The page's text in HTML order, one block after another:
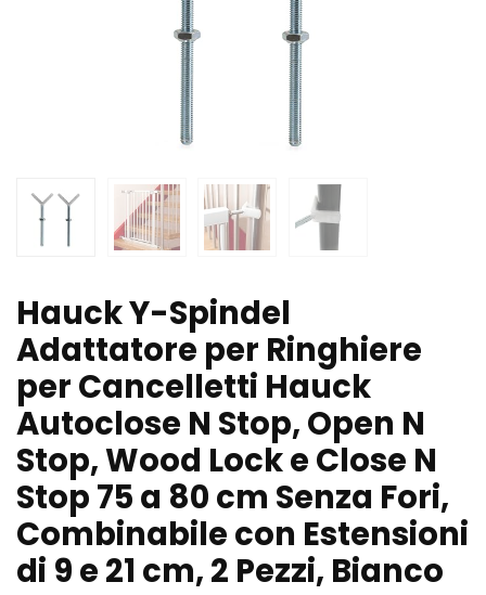
Hauck Y-Spindel
Adattatore per Ringhiere
per Cancelletti Hauck
Autoclose N Stop, Open N
Stop, Wood Lock e Close N
Stop 75 a 80 cm Senza Fori,
Combinabile con Estensioni
di 9 e 21 cm, 2 Pezzi, Bianco